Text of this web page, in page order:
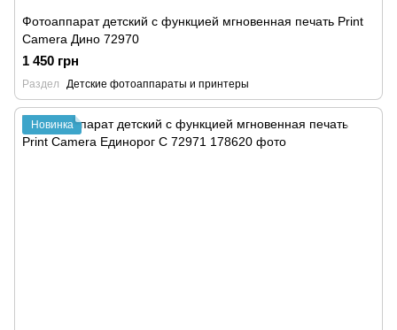
Фотоаппарат детский с функцией мгновенная печать Print
Camera Дино 72970
1 450 грн
Раздел Детские фотоаппараты и принтеры
Новинка